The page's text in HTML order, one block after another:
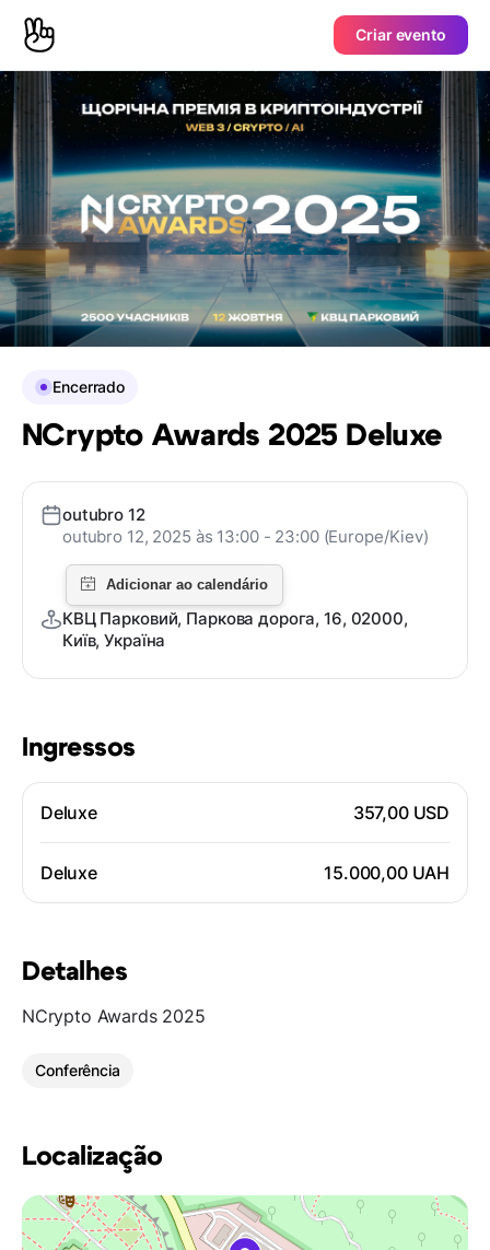
Criar evento
Ingressos
Deluxe 357,00 USD
Deluxe 15.000,00 UAH
Detalhes
NCrypto Awards 2025
Conferência
Localização
Encerrado
NCrypto Awards 2025 Deluxe
outubro 12
outubro 12, 2025 às 13:00 - 23:00 (Europe/Kiev)
КВЦ Парковий, Паркова дорога, 16, 02000,
Київ, Україна